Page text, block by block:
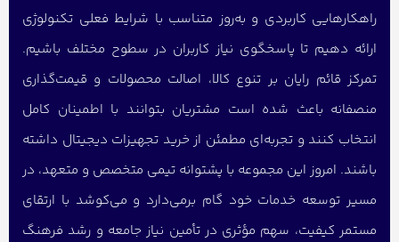
راهکارهایی کاربردی و به‌روز متناسب با شرایط فعلی تکنولوژی
ارائه دهیم تا پاسخگوی نیاز کاربران در سطوح مختلف باشیم.
تمرکز قائم رایان بر تنوع کالا، اصالت محصولات و قیمت‌گذاری
منصفانه باعث شده است مشتریان بتوانند با اطمینان کامل
انتخاب کنند و تجربه‌ای مطمئن از خرید تجهیزات دیجیتال داشته
باشند. امروز این مجموعه با پشتوانه تیمی متخصص و متعهد، در
مسیر توسعه خدمات خود گام برمی‌دارد و می‌کوشد با ارتقای
مستمر کیفیت، سهم مؤثری در تأمین نیاز جامعه و رشد فرهنگ